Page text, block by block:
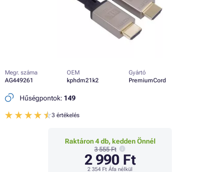
Megr. száma
AG449261
OEM
kphdm21k2
Gyártó
PremiumCord
Hűségpontok: 149
3 értékelés
Raktáron 4 db, kedden Önnél
3 555 Ft
2 990 Ft
2 354 Ft Áfa nélkül